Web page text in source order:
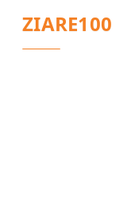
conținut
ZIARE100